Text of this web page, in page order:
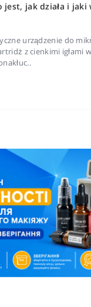
jest, jak działa i jaki
urządzenie do
z cienkimi igłami